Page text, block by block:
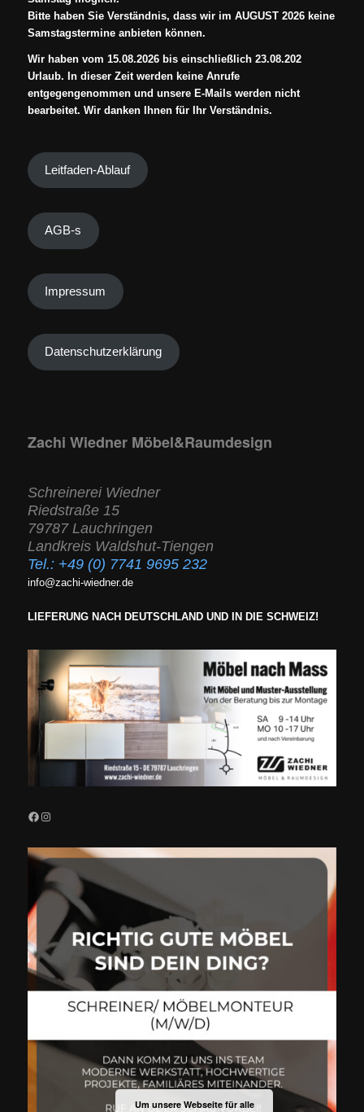
Bitte haben Sie Verständnis, dass wir im AUGUST 2026 keine
Samstagstermine anbieten können.
Wir haben vom 15.08.2026 bis einschließlich 23.08.202
Urlaub. In dieser Zeit werden keine Anrufe
entgegengenommen und unsere E-Mails werden nicht
bearbeitet. Wir danken Ihnen für Ihr Verständnis.
Leitfaden-Ablauf
AGB-s
Impressum
Datenschutzerklärung
Zachi Wiedner Möbel&Raumdesign
Schreinerei Wiedner
Riedstraße 15
79787 Lauchringen
Landkreis Waldshut-Tiengen
Tel.: +49 (0) 7741 9695 232
info@zachi-wiedner.de
LIEFERUNG NACH DEUTSCHLAND UND IN DIE SCHWEIZ!
Facebook
Instagram
Um unsere Webseite für alle